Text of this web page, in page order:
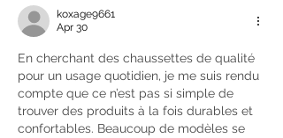
koxage9661
Apr 30
En cherchant des chaussettes de qualité
pour un usage quotidien, je me suis rendu
compte que ce n’est pas si simple de
trouver des produits à la fois durables et
confortables. Beaucoup de modèles se